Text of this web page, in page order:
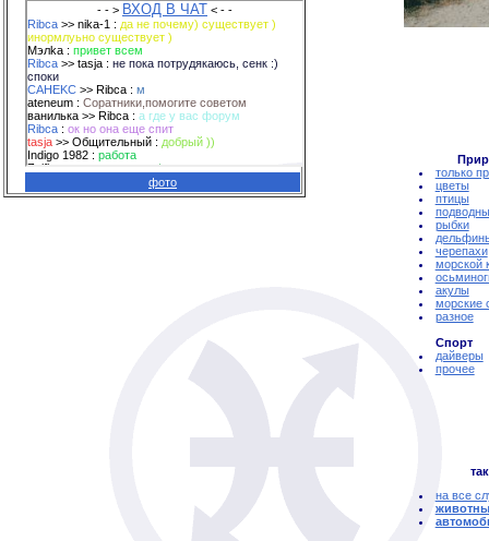
только
цветы
птицы
рыбки
черепахи
морской
акулы
морские
разное
Спорт
дайверы
прочее
на все
фото